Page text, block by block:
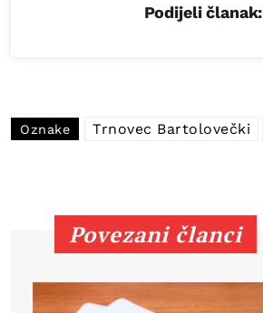
Podijeli članak:
Oznake Trnovec Bartolovečki
Povezani članci